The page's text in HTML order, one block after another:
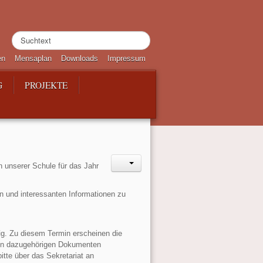
Suchen
...
Mensaplan Downloads Impressum
PROJEKTE
unserer Schule für das Jahr
und interessanten Informationen zu
Zu diesem Termin erscheinen die
dazugehörigen Dokumenten
über das Sekretariat an